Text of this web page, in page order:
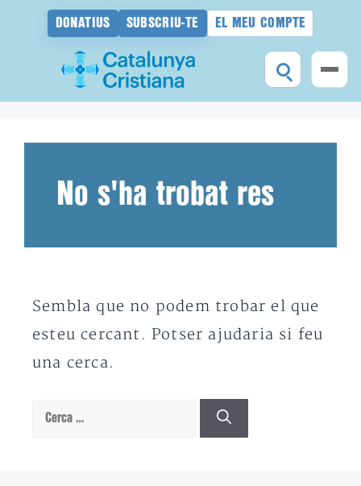
DONATIUS SUBSCRIU-TE EL MEU COMPTE
No s'ha trobat res
Sembla que no podem trobar el que
esteu cercant. Potser ajudaria si feu
una cerca.
Cerca: